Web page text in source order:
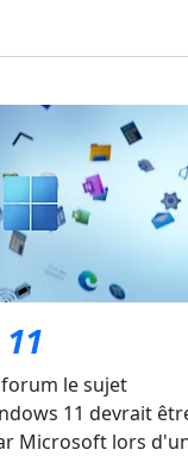
le sujet
11 devrait
Microsoft lors